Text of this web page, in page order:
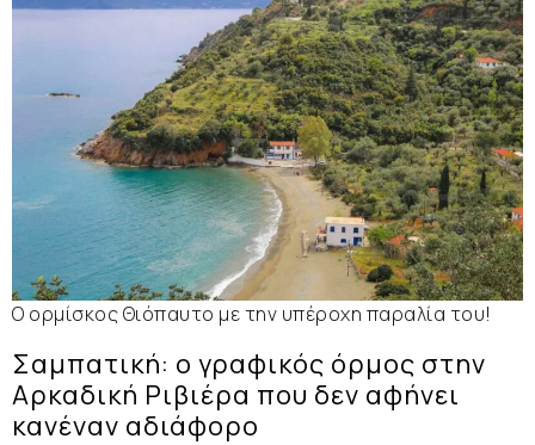
Ο ορμίσκος Θιόπαυτο με την υπέροχη παραλία του!
Σαμπατική: ο γραφικός όρμος στην
Αρκαδική Ριβιέρα που δεν αφήνει
κανέναν αδιάφορο